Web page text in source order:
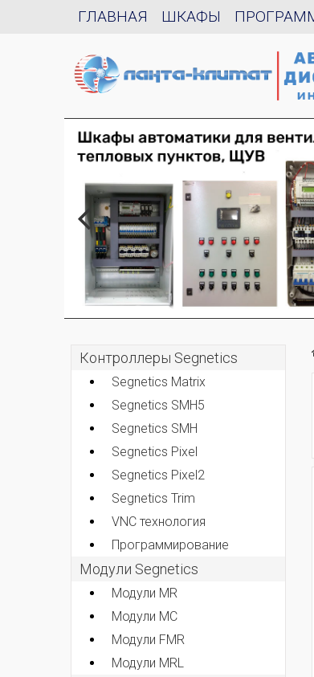
ГЛАВНАЯ ШКАФЫ
Контроллеры Segnetics
Segnetics Matrix
Segnetics SMH5
Segnetics SMH
Segnetics Pixel
Segnetics Pixel2
Segnetics Trim
VNC технология
Программирование
Модули Segnetics
Модули MR
Модули MC
Модули FMR
Модули MRL